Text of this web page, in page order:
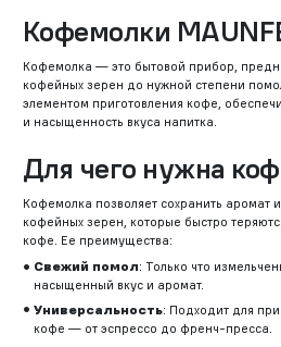
Кофемолки
Кофемолка — это бытовой прибор,
кофейных зерен до нужной степени
элементом приготовления кофе,
и насыщенность вкуса напитка.
Для чего нужна
Кофемолка позволяет сохранить аромат
кофейных зерен, которые быстро
кофе. Ее преимущества:
Свежий помол: Только что
насыщенный вкус и аромат.
Универсальность: Подходит для
кофе — от эспрессо до френч-пресса.